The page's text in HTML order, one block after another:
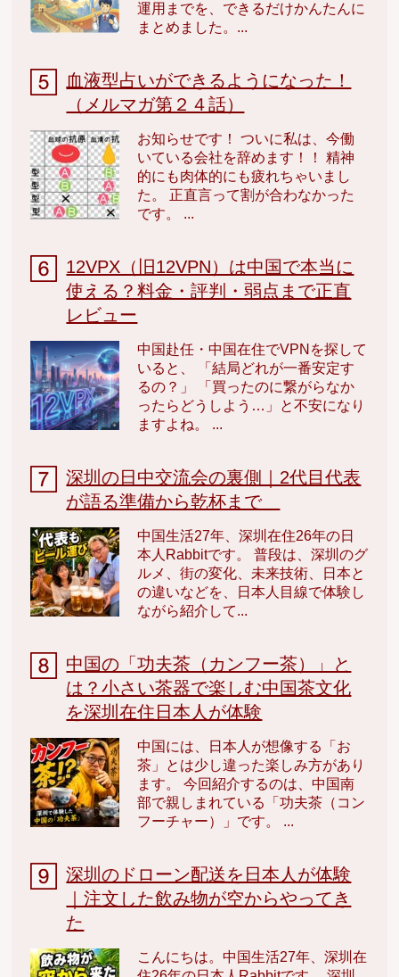
運用までを、できるだけかんたんに
まとめました。...
血液型占いができるようになった！
（メルマガ第２４話）
お知らせです！ ついに私は、今働
いている会社を辞めます！！ 精神
的にも肉体的にも疲れちゃいまし
た。 正直言って割が合わなかった
です。 ...
12VPX（旧12VPN）は中国で本当に
使える？料金・評判・弱点まで正直
レビュー
中国赴任・中国在住でVPNを探して
いると、 「結局どれが一番安定す
るの？」 「買ったのに繋がらなか
ったらどうしよう…」と不安になり
ますよね。 ...
深圳の日中交流会の裏側｜2代目代表
が語る準備から乾杯まで
中国生活27年、深圳在住26年の日
本人Rabbitです。 普段は、深圳のグ
ルメ、街の変化、未来技術、日本と
の違いなどを、日本人目線で体験し
ながら紹介して...
中国の「功夫茶（カンフー茶）」と
は？小さい茶器で楽しむ中国茶文化
を深圳在住日本人が体験
中国には、日本人が想像する「お
茶」とは少し違った楽しみ方があり
ます。 今回紹介するのは、中国南
部で親しまれている「功夫茶（コン
フーチャー）」です。 ...
深圳のドローン配送を日本人が体験
｜注文した飲み物が空からやってき
た
こんにちは。中国生活27年、深圳在